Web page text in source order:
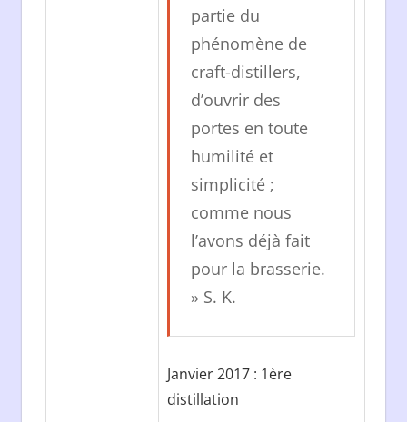
partie du
phénomène de
craft-distillers,
d’ouvrir des
portes en toute
humilité et
simplicité ;
comme nous
l’avons déjà fait
pour la brasserie.
» S. K.
Janvier 2017 : 1ère
distillation